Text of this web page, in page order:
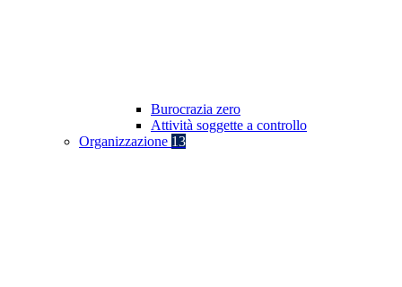
Burocrazia zero
Attività soggette a controllo
Organizzazione 13